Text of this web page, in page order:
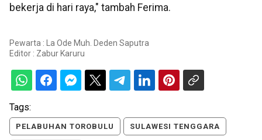
bekerja di hari raya," tambah Ferima.
Pewarta : La Ode Muh. Deden Saputra
Editor : Zabur Karuru
Tags:
PELABUHAN TOROBULU SULAWESI TENGGARA